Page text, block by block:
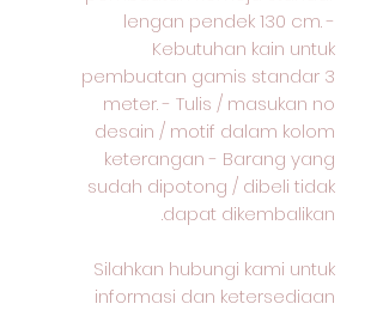
lengan pendek 130 cm. -
Kebutuhan kain untuk
pembuatan gamis standar 3
meter. - Tulis / masukan no
desain / motif dalam kolom
keterangan - Barang yang
sudah dipotong / dibeli tidak
dapat dikembalikan.
Silahkan hubungi kami untuk
informasi dan ketersediaan